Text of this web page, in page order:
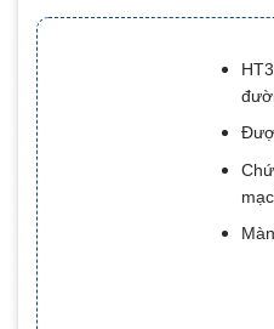
xếp
hạng
0.0
5
sao